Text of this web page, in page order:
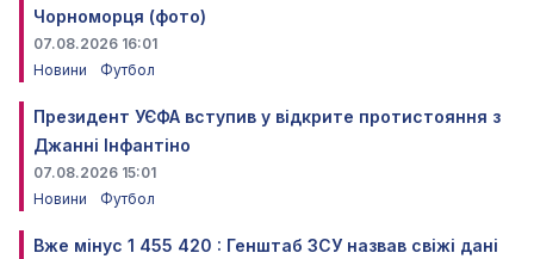
Чорноморця (фото)
07.08.2026 16:01
Новини
Футбол
Президент УЄФА вступив у відкрите протистояння з
Джанні Інфантіно
07.08.2026 15:01
Новини
Футбол
Вже мінус 1 455 420 : Генштаб ЗСУ назвав свіжі дані